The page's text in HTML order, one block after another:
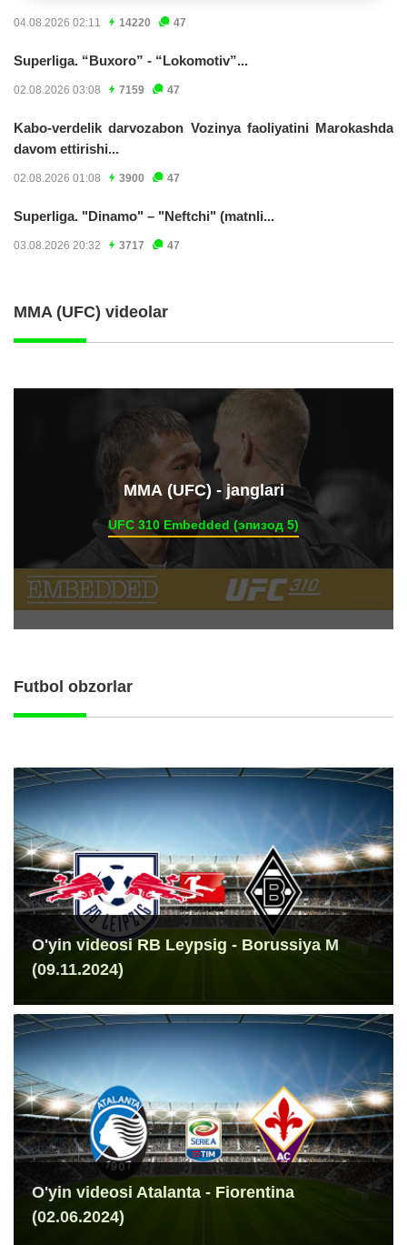
04.08.2026 02:11 14220 47
Superliga. “Buxoro” - “Lokomotiv”...
02.08.2026 03:08 7159 47
Kabo-verdelik darvozabon Vozinya faoliyatini Marokashda
davom ettirishi...
02.08.2026 01:08 3900 47
Superliga. "Dinamo" – "Neftchi" (matnli...
03.08.2026 20:32 3717 47
MMA (UFC) videolar
ММА (UFC) - janglari
UFC 310 Embedded (эпизод 5)
Futbol obzorlar
O'yin videosi RB Leypsig - Borussiya M
(09.11.2024)
O'yin videosi Atalanta - Fiorentina
(02.06.2024)